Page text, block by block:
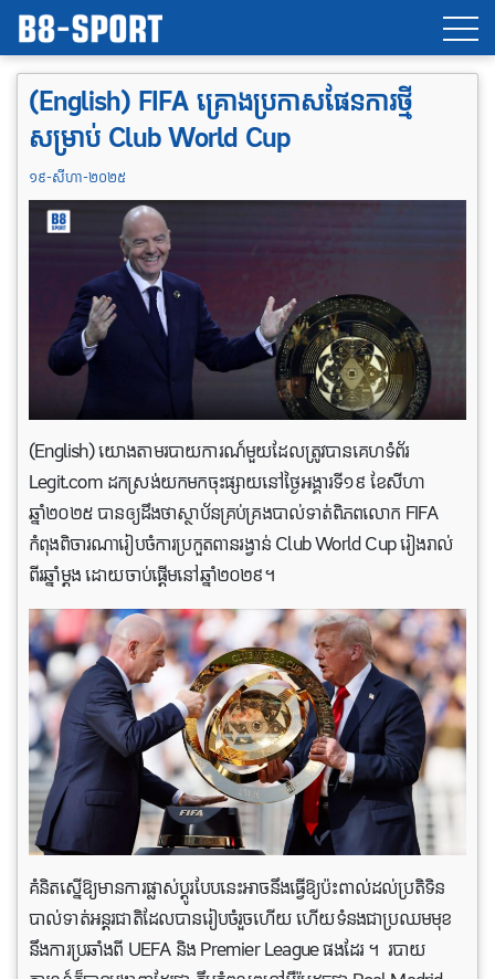
(English) FIFA គ្រោងប្រកាសផែនការថ្មី
សម្រាប់ Club World Cup
១៩-សីហា-២០២៥
(English) យោងតាមរបាយការណ៍មួយដែលត្រូវបានគេហទំព័រ
Legit.com ដកស្រង់យកមកចុះផ្សាយនៅថ្ងៃអង្គារទី១៩ ខែសីហា
ឆ្នាំ២០២៥ បានឲ្យដឹងថាស្ថាប័នគ្រប់គ្រងបាល់ទាត់ពិភពលោក FIFA
កំពុងពិចារណារៀបចំការប្រកួតពានរង្វាន់ Club World Cup រៀងរាល់
ពីរឆ្នាំម្តង ដោយចាប់ផ្តើមនៅឆ្នាំ២០២៩។
គំនិតស្នើឱ្យមានការផ្លាស់ប្តូរបែបនេះអាចនឹងធ្វើឱ្យប៉ះពាល់ដល់ប្រតិទិន
បាល់ទាត់អន្តរជាតិដែលបានរៀបចំរួចហើយ ហើយទំនងជាប្រឈមមុខ
នឹងការប្រឆាំងពី UEFA និង Premier League ផងដែរ ។ របាយ